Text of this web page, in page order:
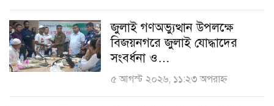
জুলাই গণঅভ্যুত্থান উপলক্ষে
বিজয়নগরে জুলাই যোদ্ধাদের
সংবর্ধনা ও…
৫ আগস্ট ২০২৬, ১১:২৩ অপরাহ্ণ